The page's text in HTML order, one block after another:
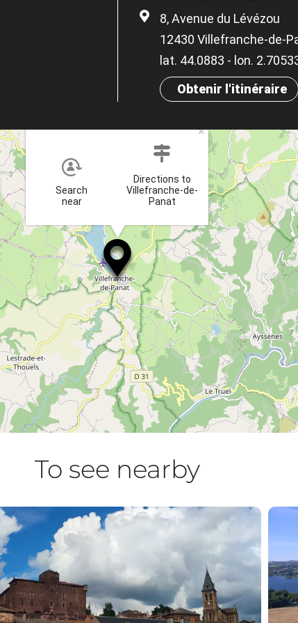
8, Avenue du Lévézou
12430 Villefranche-de-
lat. 44.0883 - lon.
Obtenir l'itinéraire
Search
near
Directions to
Villefranche-de-
Panat
×
To see nearby